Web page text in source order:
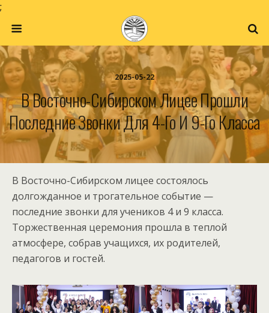
;
2025-05-22
В Восточно-Сибирском Лицее Прошли
Последние Звонки Для 4-Го И 9-Го Класса
В Восточно-Сибирском лицее состоялось
долгожданное и трогательное событие —
последние звонки для учеников 4 и 9 класса.
Торжественная церемония прошла в теплой
атмосфере, собрав учащихся, их родителей,
педагогов и гостей.